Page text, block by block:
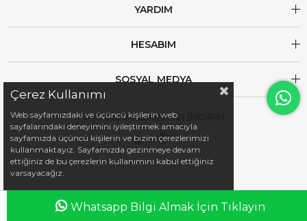
YARDIM
HESABIM
SOSYAL MEDYA
UYGULAMALARIMIZI İNDİRİN
Whatsapp Bilgi Almak İçin Tıklayın
Çerez Kullanımı
Web sayfamızdaki ve üçüncü kişilerin web
sayfalarındaki deneyimini iyileştirmek amacıyla
sayfamızda üçüncü kişilerin ve bizim çerezlerimizi
kullanmaktayız. Sayfamızda gezinmeye devam
ettiğiniz de bu çerezlerin kullanımını kabul ettiğiniz
varsayacağız.
Anasayfa Favorilerim Sepetim Üye Girişi